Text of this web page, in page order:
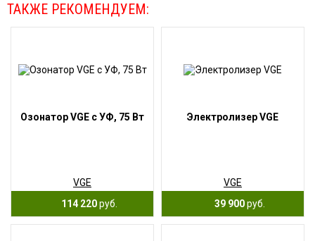
ТАКЖЕ РЕКОМЕНДУЕМ:
Озонатор VGE c УФ, 75 Вт
VGE
114 220руб.
Электролизер VGE
VGE
39 900руб.